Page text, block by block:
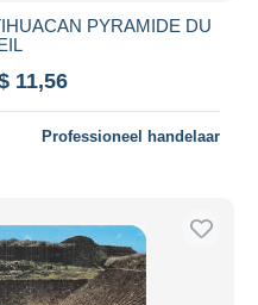
PYRAMIDE DU
11,56
Professioneel handelaar